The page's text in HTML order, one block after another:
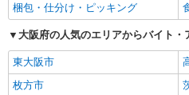
梱包・仕分け・ピッキング
大阪府の人気のエリアからバイト・
東大阪市
枚方市